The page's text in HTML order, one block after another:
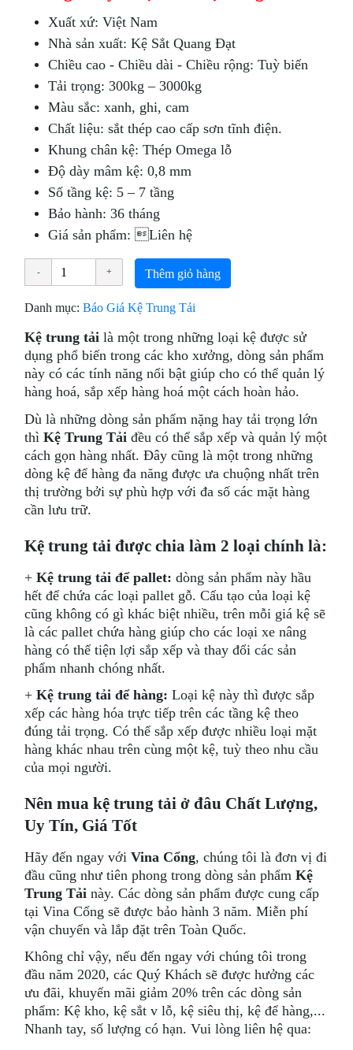
Xuất xứ: Việt Nam
Nhà sản xuất: Kệ Sắt Quang Đạt
Chiều cao - Chiều dài - Chiều rộng: Tuỳ biến
Tải trọng: 300kg – 3000kg
Màu sắc: xanh, ghi, cam
Chất liệu: sắt thép cao cấp sơn tĩnh điện.
Khung chân kệ: Thép Omega lỗ
Độ dày mâm kệ: 0,8 mm
Số tầng kệ: 5 – 7 tầng
Bảo hành: 36 tháng
Giá sản phẩm: Liên hệ
Thêm giỏ hàng
Danh mục:Báo Giá Kệ Trung Tải
Kệ trung tảilà một trong những loại kệ được sử
dụng phổ biến trong các kho xưởng, dòng sản phẩm
này có các tính năng nổi bật giúp cho có thể quản lý
hàng hoá, sắp xếp hàng hoá một cách hoàn hảo.
Dù là những dòng sản phẩm nặng hay tải trọng lớn
thìKệ Trung Tải đều có thể sắp xếp và quản lý một
cách gọn hàng nhất. Đây cũng là một trong những
dòng kệ để hàng đa năng được ưa chuộng nhất trên
thị trường bởi sự phù hợp với đa số các mặt hàng
cần lưu trữ.
Kệ trung tải được chia làm 2 loại chính là:
+Kệ trung tải để pallet: dòng sản phẩm này hầu
hết để chứa các loại pallet gỗ. Cấu tạo của loại kệ
cũng không có gì khác biệt nhiều, trên mỗi giá kệ sẽ
là các pallet chứa hàng giúp cho các loại xe nâng
hàng có thể tiện lợi sắp xếp và thay đổi các sản
phẩm nhanh chóng nhất.
+Kệ trung tải để hàng:Loại kệ này thì được sắp
xếp các hàng hóa trực tiếp trên các tầng kệ theo
đúng tải trọng. Có thể sắp xếp được nhiều loại mặt
hàng khác nhau trên cùng một kệ, tuỳ theo nhu cầu
của mọi người.
Nên mua kệ trung tải ở đâu Chất Lượng,
Uy Tín, Giá Tốt
Hãy đến ngay vớiVina Cổng, chúng tôi là đơn vị đi
đầu cũng như tiên phong trong dòng sản phẩmKệ
Trung Tảinày. Các dòng sản phẩm được cung cấp
tại Vina Cổng sẽ được bảo hành 3 năm. Miễn phí
vận chuyển và lắp đặt trên Toàn Quốc.
Không chỉ vậy, nếu đến ngay với chúng tôi trong
đầu năm 2020, các Quý Khách sẽ được hưởng các
ưu đãi, khuyến mãi giảm 20% trên các dòng sản
phẩm: Kệ kho, kệ sắt v lỗ, kệ siêu thị, kệ để hàng,...
Nhanh tay, số lượng có hạn. Vui lòng liên hệ qua: